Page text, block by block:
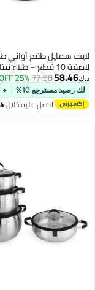
طقم أواني طهي غير
10 قطع – طلاء تيتانيوم |
غير لاصقة تشمل
قدور كسرولة 20/24/28/32 سم مع
أغطية، وقدر مسطح 32 سم مع
ألومنيوم آمن
25% OFF
10%
+ 1
عليه خلال 14 - 15